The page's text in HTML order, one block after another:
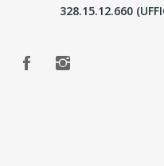
328.15.12.660